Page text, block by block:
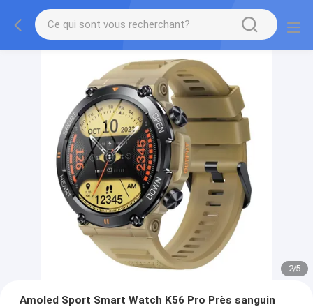
2/5
Amoled Sport Smart Watch K56 Pro Près sanguin